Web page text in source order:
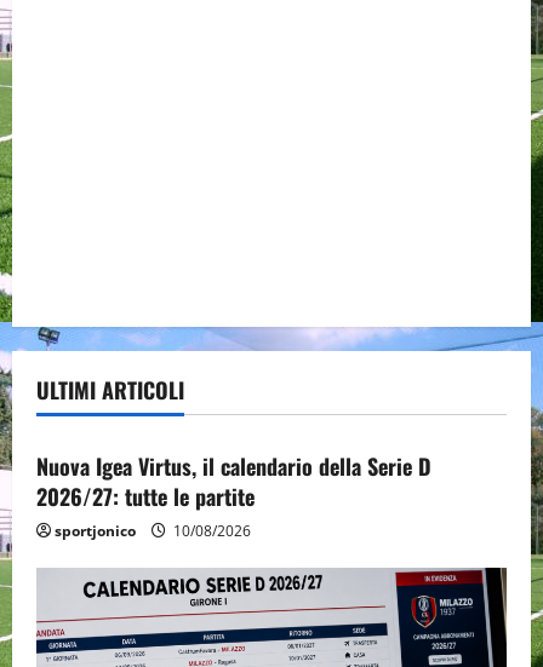
ULTIMI ARTICOLI
Senza categoria
Nuova Igea Virtus, il calendario della Serie D
2026/27: tutte le partite
sportjonico 10/08/2026